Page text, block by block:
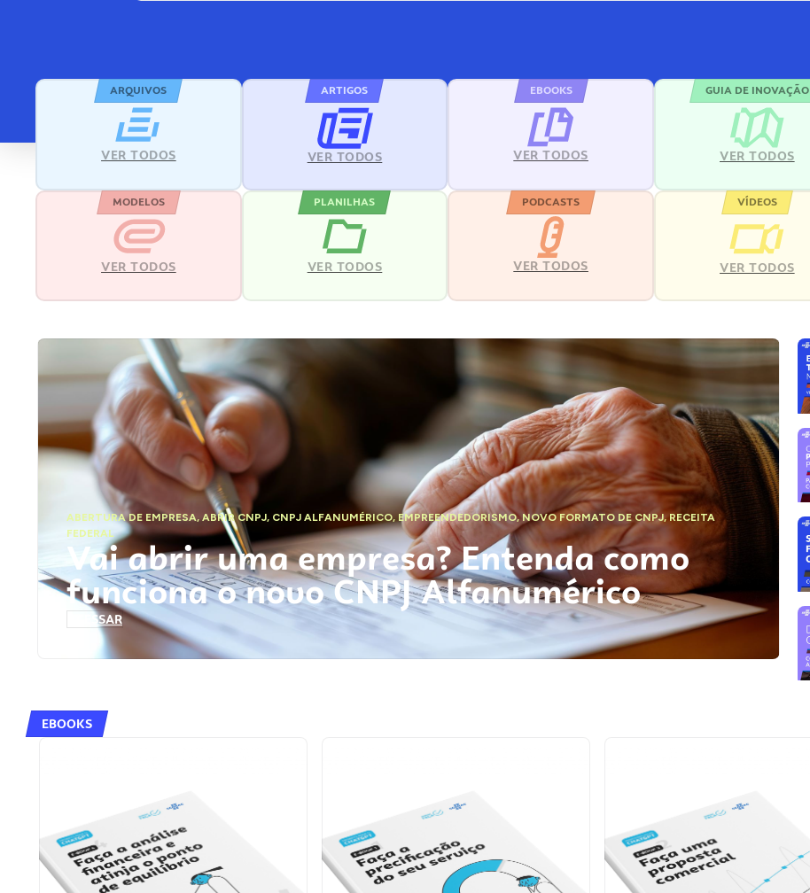
ARQUIVOS
VER TODOS
ARTIGOS
VER TODOS
EBOOKS
VER TODOS
GUIA DE INOVAÇÃO
VER TODOS
MODELOS
VER TODOS
PLANILHAS
VER TODOS
PODCASTS
VER TODOS
VÍDEOS
VER TODOS
ABERTURA DE EMPRESA,ABRIR CNPJ, CNPJ ALFANUMÉRICO, EMPREENDEDORISMO,NOVO FORMATO DE CNPJ,RECEITA
FEDERAL
Vai abrir uma empresa? Entenda como
funciona o novo CNPJ Alfanumérico
ACESSAR
EBOOKS